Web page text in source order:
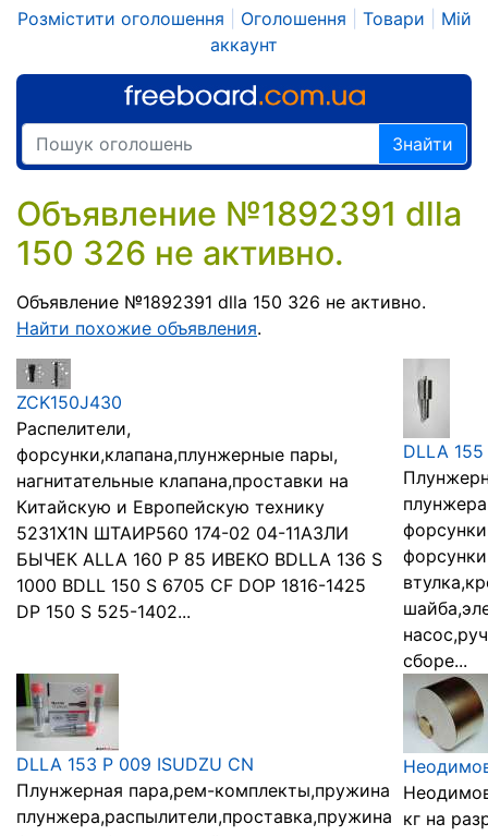
Розмістити оголошення Оголошення Товари
Мій
аккаунт
Знайти
Объявление №1892391 dlla
150 326 не активно.
Объявление №1892391 dlla 150 326 не активно.
Найти похожие объявления.
ZCK150J430
Распелители,
форсунки,клапана,плунжерные пары,
нагнитательные клапана,проставки на
Китайскую и Европейскую технику
5231X1N ШТАИР560 174-02 04-11АЗЛИ
БЫЧЕК АLLA 160 P 85 ИВЕКО BDLLA 136 S
1000 BDLL 150 S 6705 CF DOP 1816-1425
DP 150 S 525-1402...
DLLA 155
сборе...
DLLA 153 P 009 ISUDZU CN
Плунжерная пара,рем-комплекты,пружина
плунжера,распылители,проставка,пружина кг на